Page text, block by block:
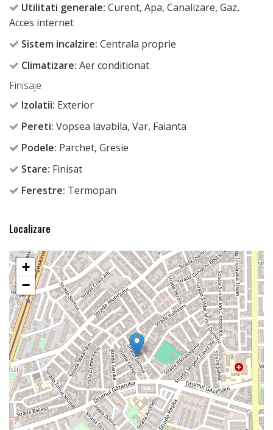
Utilitati generale: Curent, Apa, Canalizare, Gaz,
Acces internet
Sistem incalzire: Centrala proprie
Climatizare: Aer conditionat
Finisaje
Izolatii: Exterior
Pereti: Vopsea lavabila, Var, Faianta
Podele: Parchet, Gresie
Stare: Finisat
Ferestre: Termopan
Localizare
+
−